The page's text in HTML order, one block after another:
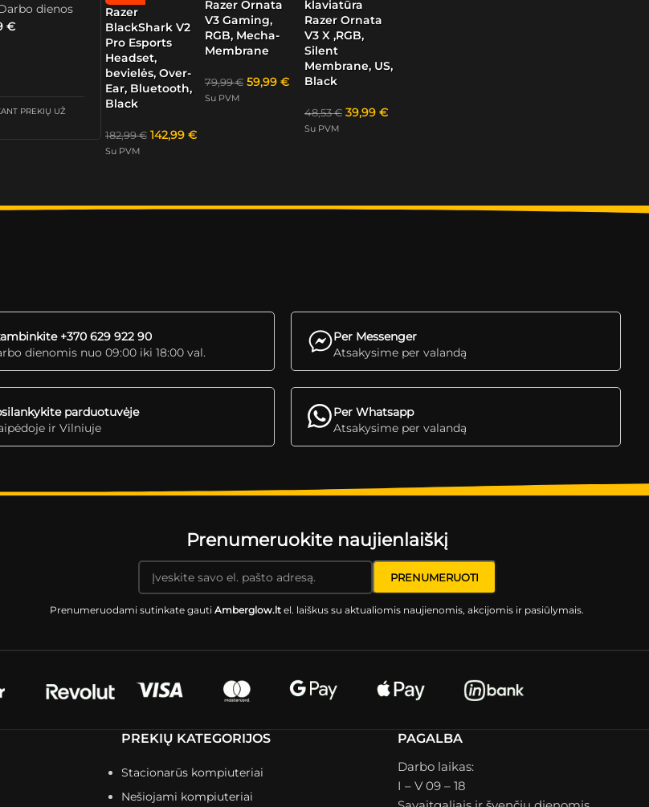
dienos
€
PREKIŲ UŽ
Razer
BlackShark V2
Pro Esports
Headset,
bevielės, Over-
Ear, Bluetooth,
Black
182,99€ 142,99 €
Su PVM
Razer Ornata
V3 Gaming,
RGB, Mecha-
Membrane
79,99€ 59,99 €
Su PVM
klaviatūra
Razer Ornata
V3 X ,RGB,
Silent
Membrane, US,
Black
48,53€ 39,99 €
Su PVM
+370 629 922 90
dienomis nuo 09:00 iki 18:00 val.
Per Messenger
Atsakysime per valandą
parduotuvėje
ir Vilniuje
Per Whatsapp
Atsakysime per valandą
Prenumeruokite naujienlaiškį
Prenumeruodami sutinkate gautiAmberglow.lt el. laiškus su aktualiomis naujienomis, akcijomis ir pasiūlymais.
PREKIŲ KATEGORIJOS
Stacionarūs kompiuteriai
Nešiojami kompiuteriai
PAGALBA
Darbo laikas:
I – V 09 – 18